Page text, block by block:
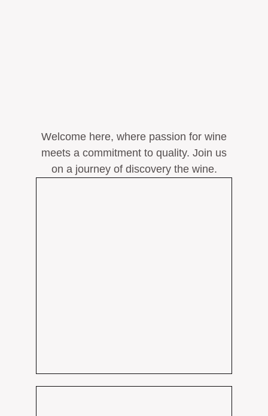
Welcome here, where passion for wine
meets a commitment to quality. Join us
on a journey of discovery the wine.